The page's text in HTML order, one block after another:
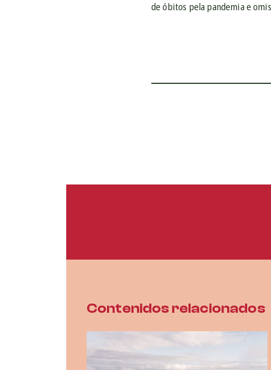
de óbitos pela pandemia e
Contenidos relacionados